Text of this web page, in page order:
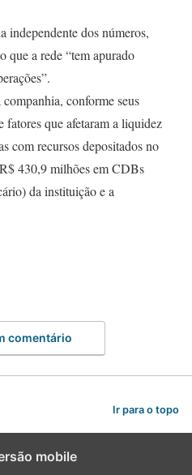
dos números,
que a rede “tem apurado
conforme seus
que afetaram a liquidez
com recursos depositados no
430,9 milhões em CDBs
da instituição e a
comentário
Ir para o topo
mobile